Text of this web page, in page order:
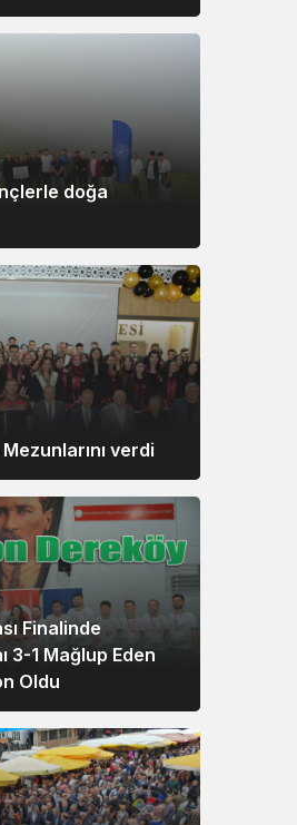
doğa
verdi
Finalinde
3-1 Mağlup Eden
Oldu